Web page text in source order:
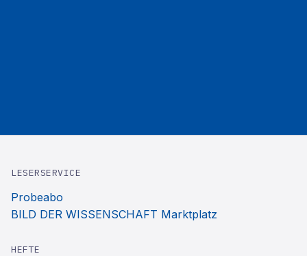
LESERSERVICE
Probeabo
BILD DER WISSENSCHAFT Marktplatz
HEFTE